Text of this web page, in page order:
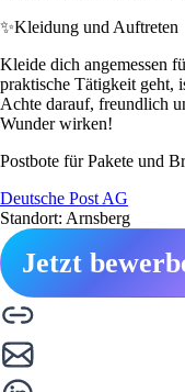
✨Kleidung und Auftreten
Kleide dich angemessen
praktische Tätigkeit geht,
Achte darauf, freundlich
Wunder wirken!
Postbote für Pakete und
Deutsche Post AG
Standort: Arnsberg
Jetzt